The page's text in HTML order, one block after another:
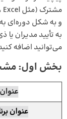
و به شکل دوره‌ای
به تأیید مدیران یا
می‌توانید اضافه
بخش اول:
عنوان
عنوان